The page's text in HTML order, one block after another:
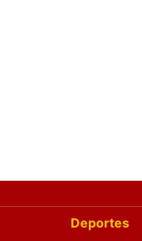
Deportes